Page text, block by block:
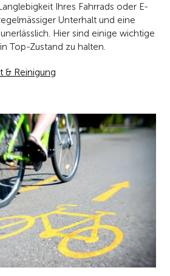
Ihres Fahrrads oder E-
Unterhalt und eine
Hier sind einige wichtige
Top-Zustand zu halten.
& Reinigung